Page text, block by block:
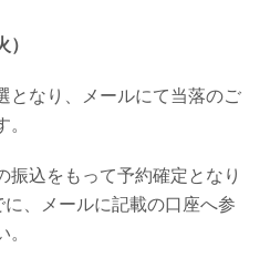
となり、メールにて当落のご
込をもって予約確定となり
、メールに記載の口座へ参